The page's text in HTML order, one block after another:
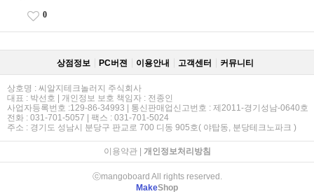
0
상점정보 PC버젼 이용안내 고객센터 커뮤니티
상호명 : 씨알지테크놀러지 주식회사
대표 : 박선호 | 개인정보 보호 책임자 : 전종인
사업자등록번호 :129-86-34993 | 통신판매업신고번호 : 제2011-경기성남-0640호
전화 : 031-701-5057 | 팩스 : 031-701-5024
주소 : 경기도 성남시 분당구 판교로 700 디동 905호( 야탑동, 분당테크노파크 )
이용약관| 개인정보처리방침
ⓒmangoboard All rights reserved.
MakeShop